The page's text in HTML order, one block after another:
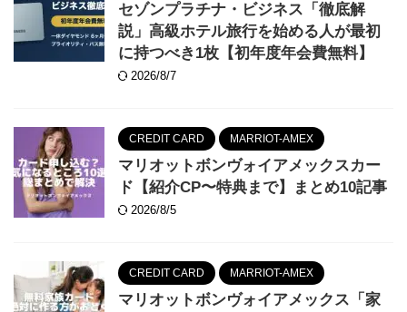
セゾンプラチナ・ビジネス「徹底解
説」高級ホテル旅行を始める人が最初
に持つべき1枚【初年度年会費無料】
2026/8/7
CREDIT CARD MARRIOT-AMEX
マリオットボンヴォイアメックスカー
ド【紹介CP〜特典まで】まとめ10記事
2026/8/5
CREDIT CARD MARRIOT-AMEX
マリオットボンヴォイアメックス「家